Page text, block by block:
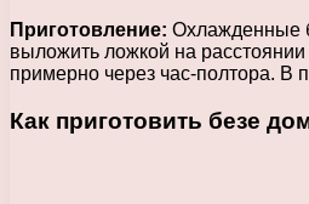
Приготовление: Охлажденные
выложить ложкой на расстоянии
примерно через час-полтора. В
Как приготовить безе